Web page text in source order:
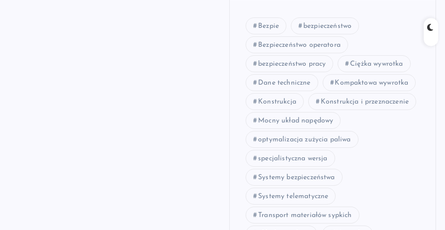
Bezpie bezpieczeństwo
Bezpieczeństwo operatora
bezpieczeństwo pracy Ciężka wywrotka
Dane techniczne Kompaktowa wywrotka
Konstrukcja Konstrukcja i przeznaczenie
Mocny układ napędowy
optymalizacja zużycia paliwa
specjalistyczna wersja
Systemy bezpieczeństwa
Systemy telematyczne
Transport materiałów sypkich